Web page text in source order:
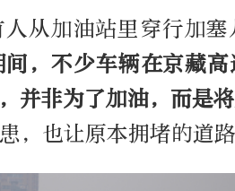
人从加油站里穿行加
间，不少车辆在京藏
并非为了加油，而是
，也让原本拥堵的道路